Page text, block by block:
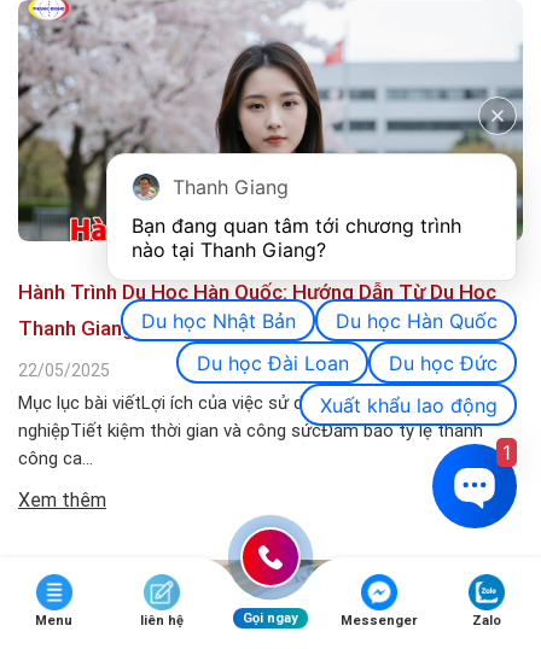
Hành Trình Du Học Hàn Quốc: Hướng Dẫn Từ Du Học
Thanh Giang
22/05/2025
Mục lục bài viếtLợi ích của việc sử dụng dịch vụ chuyên
nghiệpTiết kiệm thời gian và công sứcĐảm bảo tỷ lệ thành
công ca...
Xem thêm
Menu liên hệ Gọi ngay Messenger Zalo
Thanh Giang
Bạn đang quan tâm tới chương trình
nào tại Thanh Giang?
Du học Nhật Bản
Du học Hàn Quốc
Du học Đài Loan
Du học Đức
Xuất khẩu lao động
1